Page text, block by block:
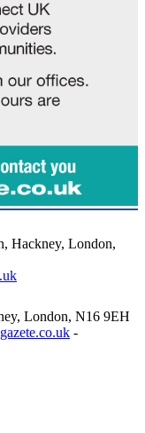
Hackney, London,
London, N16 9EH
-